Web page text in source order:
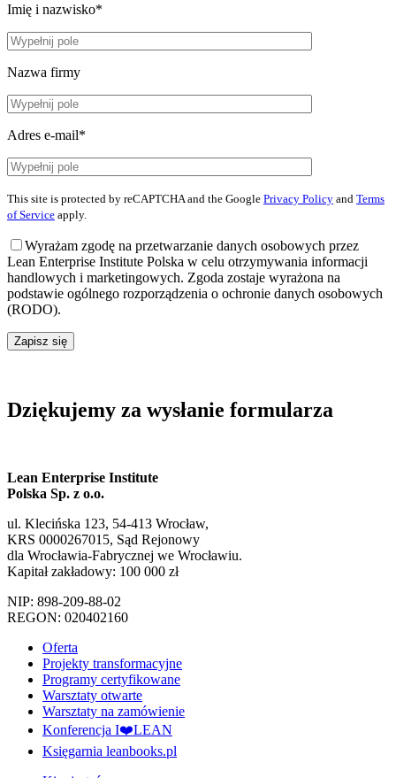
Imię i nazwisko*
Nazwa firmy
Adres e-mail*
This site is protected by reCAPTCHA and the Google Privacy Policy and Terms
of Service apply.
Wyrażam zgodę na przetwarzanie danych osobowych przez
Lean Enterprise Institute Polska w celu otrzymywania informacji
handlowych i marketingowych. Zgoda zostaje wyrażona na
podstawie ogólnego rozporządzenia o ochronie danych osobowych
(RODO).
Zapisz się
Dziękujemy za wysłanie formularza
Lean Enterprise Institute
Polska Sp. z o.o.
ul. Klecińska 123, 54-413 Wrocław,
KRS 0000267015, Sąd Rejonowy
dla Wrocławia-Fabrycznej we Wrocławiu.
Kapitał zakładowy: 100 000 zł
NIP: 898-209-88-02
REGON: 020402160
Oferta
Projekty transformacyjne
Programy certyfikowane
Warsztaty otwarte
Warsztaty na zamówienie
Konferencja I❤️LEAN
Księgarnia leanbooks.pl